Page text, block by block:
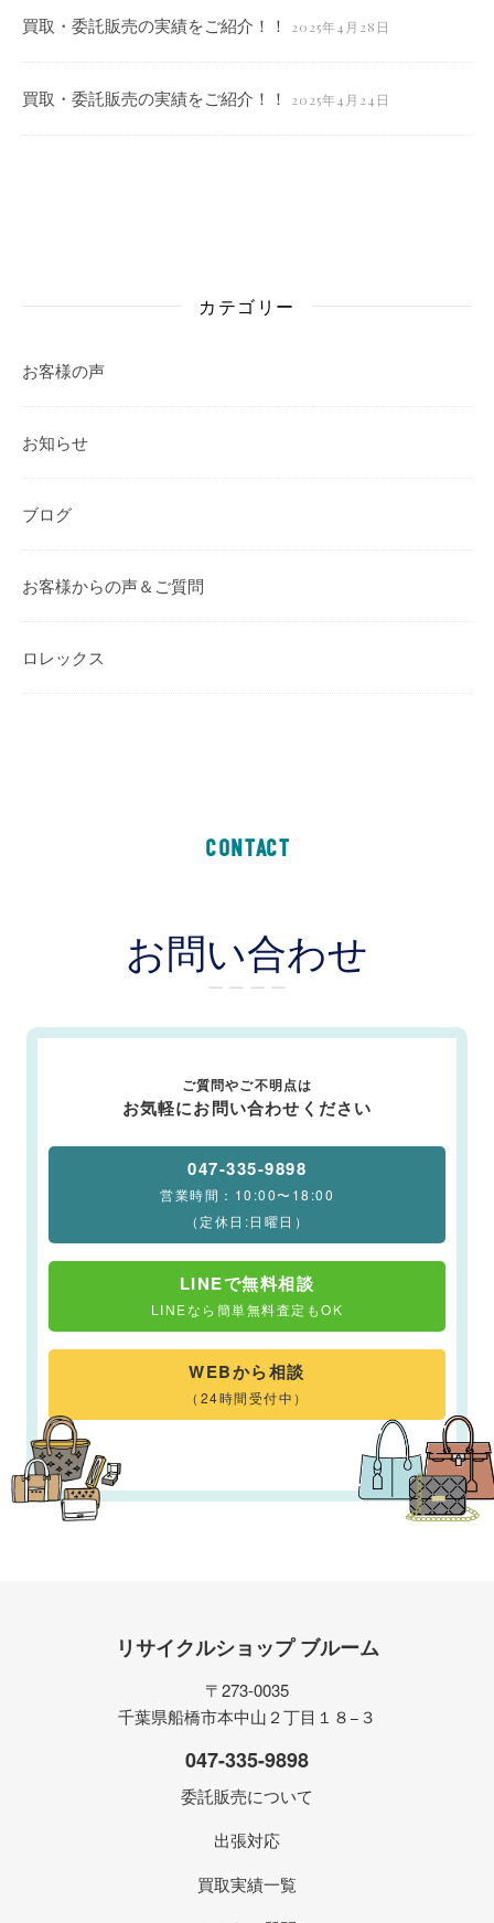
買取・委託販売の実績をご紹介！！ 2025年4月28日
買取・委託販売の実績をご紹介！！ 2025年4月24日
カテゴリー
お客様の声
お知らせ
ブログ
お客様からの声＆ご質問
ロレックス
CONTACT
お問い合わせ
ー ー ー ー
ご質問やご不明点は
お気軽にお問い合わせください
047-335-9898
営業時間：10:00〜18:00
（定休日:日曜日）
LINEで無料相談
LINEなら簡単無料査定もOK
WEBから相談
（24時間受付中）
リサイクルショップ ブルーム
〒273-0035
千葉県船橋市本中山２丁目１８−３
047-335-9898
委託販売について
出張対応
買取実績一覧